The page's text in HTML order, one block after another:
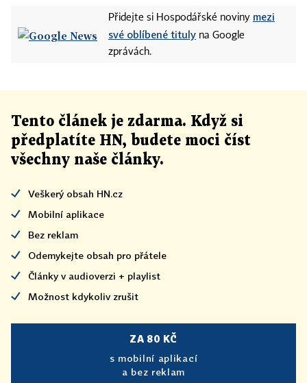
Přidejte si Hospodářské noviny mezi
své oblíbené tituly na Google
zprávách.
Tento článek je zdarma. Když si
předplatíte HN, budete moci číst
všechny naše články.
Veškerý obsah HN.cz
Mobilní aplikace
Bez reklam
Odemykejte obsah pro přátele
Články v audioverzi + playlist
Možnost kdykoliv zrušit
ZA 80 KČ
s mobilní aplikací
a bez reklam